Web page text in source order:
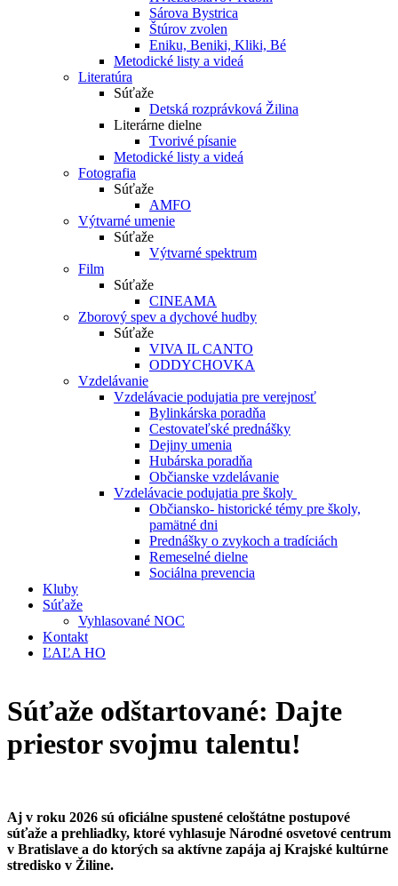
Sárova Bystrica
Štúrov zvolen
Eniku, Beniki, Kliki, Bé
Metodické listy a videá
Literatúra
Súťaže
Detská rozprávková Žilina
Literárne dielne
Tvorivé písanie
Metodické listy a videá
Fotografia
Súťaže
AMFO
Výtvarné umenie
Súťaže
Výtvarné spektrum
Film
Súťaže
CINEAMA
Zborový spev a dychové hudby
Súťaže
VIVA IL CANTO
ODDYCHOVKA
Vzdelávanie
Vzdelávacie podujatia pre verejnosť
Bylinkárska poradňa
Cestovateľské prednášky
Dejiny umenia
Hubárska poradňa
Občianske vzdelávanie
Vzdelávacie podujatia pre školy
Občiansko- historické témy pre školy,
pamätné dni
Prednášky o zvykoch a tradíciách
Remeselné dielne
Sociálna prevencia
Kluby
Súťaže
Vyhlasované NOC
Kontakt
ĽAĽA HO
Súťaže odštartované: Dajte
priestor svojmu talentu!
Aj v roku 2026 sú oficiálne spustené celoštátne postupové
súťaže a prehliadky, ktoré vyhlasuje Národné osvetové centrum
v Bratislave a do ktorých sa aktívne zapája aj Krajské kultúrne
stredisko v Žiline.